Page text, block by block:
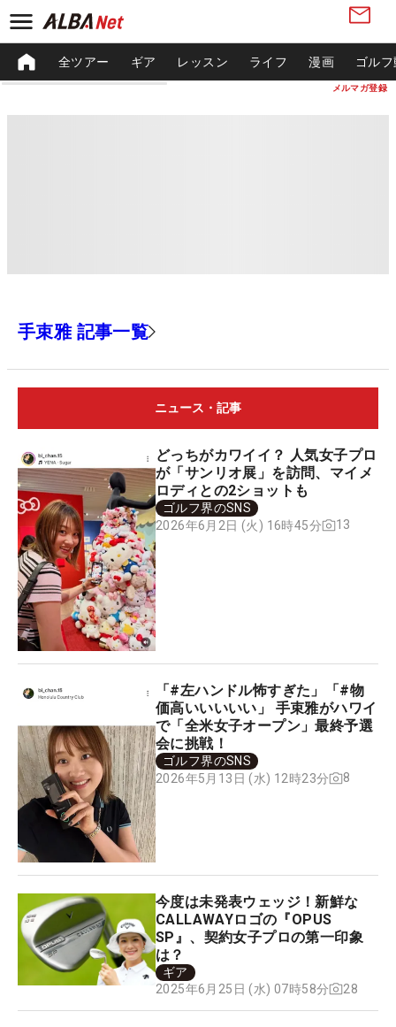
メルマガ登録
全ツアー ギア レッスン ライフ 漫画 ゴル
手束雅 記事一覧
ニュース・記事
どっちがカワイイ？ 人気女子プロ
が「サンリオ展」を訪問、マイメ
ロディとの2ショットも
ゴルフ界のSNS
2026年6月2日 (火) 16時45分
13
「#左ハンドル怖すぎた」「#物
価高いいいいい」 手束雅がハワイ
で「全米女子オープン」最終予選
会に挑戦！
ゴルフ界のSNS
2026年5月13日 (水) 12時23分
8
今度は未発表ウェッジ！新鮮な
CALLAWAYロゴの『OPUS
SP』、契約女子プロの第一印象
は？
ギア
2025年6月25日 (水) 07時58分
28